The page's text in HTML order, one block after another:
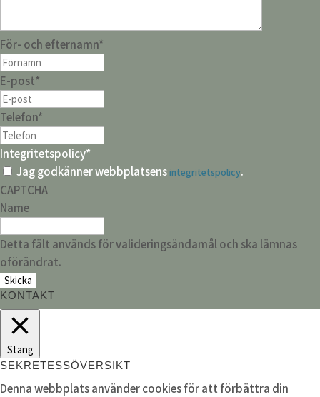
För- och efternamn*
E-post*
Telefon*
Integritetspolicy*
Jag godkänner webbplatsensintegritetspolicy.
CAPTCHA
Name
Detta fält används för valideringsändamål och ska lämnas
oförändrat.
KONTAKT
Stäng
SEKRETESSÖVERSIKT
Denna webbplats använder cookies för att förbättra din